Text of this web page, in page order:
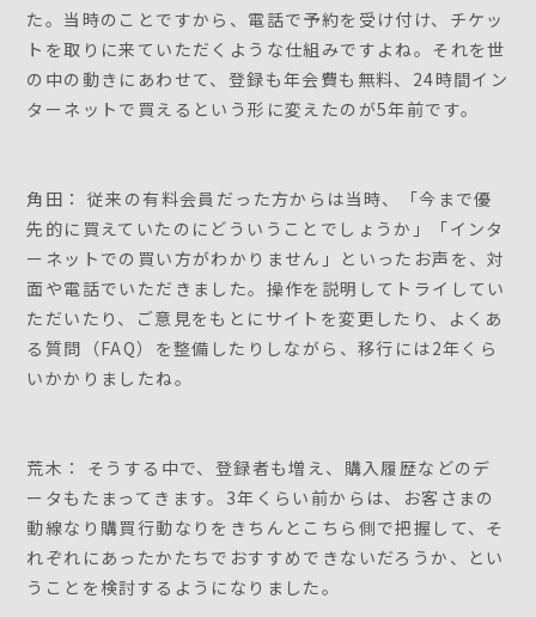
た。当時のことですから、電話で予約を受け付け、チケッ
トを取りに来ていただくような仕組みですよね。それを世
の中の動きにあわせて、登録も年会費も無料、24時間イン
ターネットで買えるという形に変えたのが5年前です。
角田： 従来の有料会員だった方からは当時、「今まで優
先的に買えていたのにどういうことでしょうか」「インタ
ーネットでの買い方がわかりません」といったお声を、対
面や電話でいただきました。操作を説明してトライしてい
ただいたり、ご意見をもとにサイトを変更したり、よくあ
る質問（FAQ）を整備したりしながら、移行には2年くら
いかかりましたね。
荒木： そうする中で、登録者も増え、購入履歴などのデ
ータもたまってきます。3年くらい前からは、お客さまの
動線なり購買行動なりをきちんとこちら側で把握して、そ
れぞれにあったかたちでおすすめできないだろうか、とい
うことを検討するようになりました。